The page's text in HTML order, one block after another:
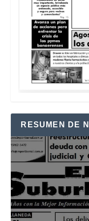
RESUMEN DE
Reproductor
de
vídeo